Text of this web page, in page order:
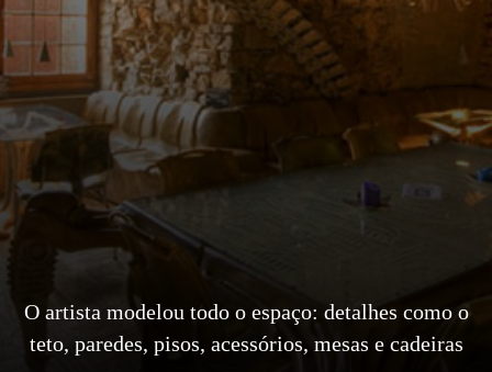
O artista modelou todo o espaço: detalhes como o
teto, paredes, pisos, acessórios, mesas e cadeiras